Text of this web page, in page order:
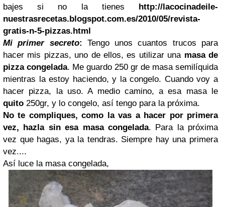
bajes si no la tienes http://lacocinadeile-
nuestrasrecetas.blogspot.com.es/2010/05/revista-
gratis-n-5-pizzas.html
Mi primer secreto: Tengo unos cuantos trucos para
hacer mis pizzas, uno de ellos, es utilizar una masa de
pizza congelada. Me guardo 250 gr de masa semilíquida
mientras la estoy haciendo, y la congelo. Cuando voy a
hacer pizza, la uso. A medio camino, a esa masa le
quito 250gr, y lo congelo, así tengo para la próxima.
No te compliques, como la vas a hacer por primera
vez, hazla sin esa masa congelada. Para la próxima
vez que hagas, ya la tendras. Siempre hay una primera
vez....
Así luce la masa congelada,